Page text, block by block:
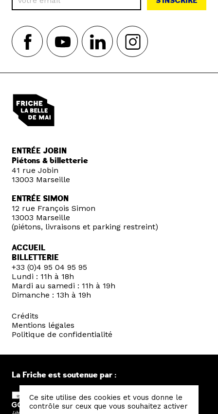
ENTRÉE JOBIN
Piétons & billetterie
41 rue Jobin
13003 Marseille
ENTRÉE SIMON
12 rue François Simon
13003 Marseille
(piétons, livraisons et parking restreint)
ACCUEIL
BILLETTERIE
+33 (0)4 95 04 95 95
Lundi : 11h à 18h
Mardi au samedi : 11h à 19h
Dimanche : 13h à 19h
Crédits
Mentions légales
Politique de confidentialité
La Friche est soutenue par :
Ce site utilise des cookies et vous donne le
contrôle sur ceux que vous souhaitez activer